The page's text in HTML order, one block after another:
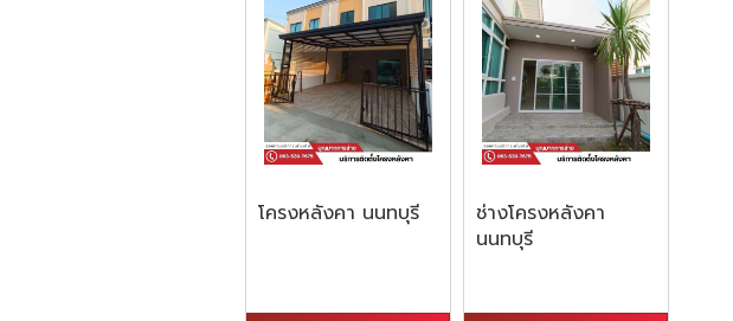
โครงหลังคา นนทบุรี
ช่างโครงหลังคา
นนทบุรี